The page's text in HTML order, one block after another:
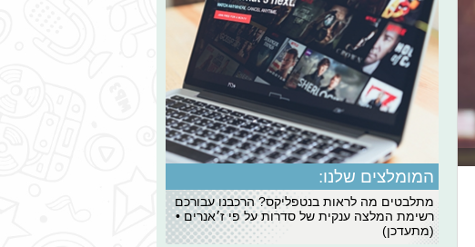
המומלצים שלנו:
מתלבטים מה לראות בנטפליקס? הרכבנו עבורכם
רשימת המלצה ענקית של סדרות על פי ז׳אנרים •
(מתעדכן)